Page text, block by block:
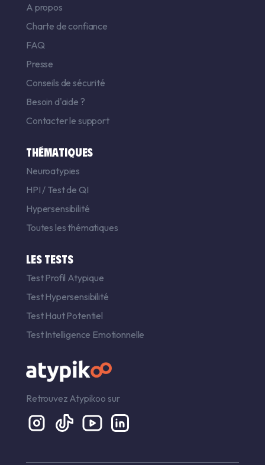
A propos
Charte de confiance
FAQ
Presse
Conseils de sécurité
Besoin d'aide ?
Contacter le support
THÉMATIQUES
Neuroatypies
HPI / Test de QI
Hypersensibilité
Toutes les thématiques
LES TESTS
Test Profil Atypique
Test Hypersensibilité
Test Haut Potentiel
Test Intelligence Emotionnelle
Retrouvez Atypikoo sur